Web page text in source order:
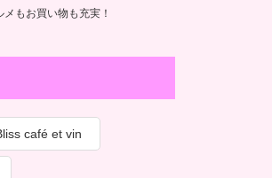
もお買い物も充実！
café et vin